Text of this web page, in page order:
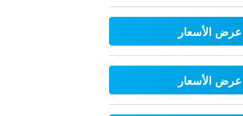
عرض الأسعار
عرض الأسعار